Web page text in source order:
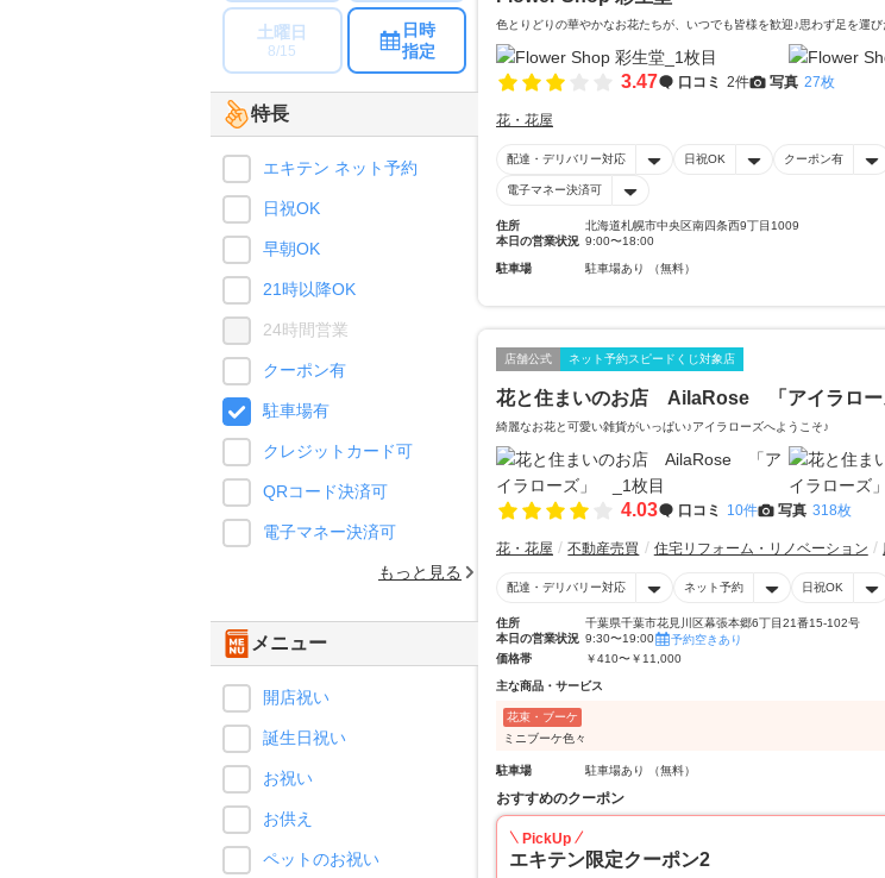
色とりどりの華やかなお花たちが、いつでも皆様を歓迎♪思わず足を運
3.47 口コミ 2件 写真 27枚
花・花屋
配達・デリバリー対応 日祝OK クーポン有
電子マネー決済可
住所
北海道札幌市中央区南四条西9丁目1009
本日の営業状況 9:00〜18:00
駐車場 駐車場あり （無料）
店舗公式 ネット予約スピードくじ対象店
花と住まいのお店 AilaRose 「アイラロ
綺麗なお花と可愛い雑貨がいっぱい♪アイラローズへようこそ♪
4.03 口コミ 10件 写真 318枚
花・花屋 不動産売買 住宅リフォーム・リノベーション
配達・デリバリー対応 ネット予約 日祝OK
住所
千葉県千葉市花見川区幕張本郷6丁目21番15-102号
本日の営業状況 9:30〜19:00
予約空きあり
価格帯
￥410〜￥11,000
主な商品・サービス
花束・ブーケ
ミニブーケ色々
駐車場 駐車場あり （無料）
おすすめのクーポン
PickUp
エキテン限定クーポン2
土曜日
8/15
日時
指定
特長
エキテン ネット予約
日祝OK
早朝OK
21時以降OK
24時間営業
クーポン有
駐車場有
クレジットカード可
QRコード決済可
電子マネー決済可
もっと見る
メニュー
開店祝い
誕生日祝い
お祝い
お供え
ペットのお祝い